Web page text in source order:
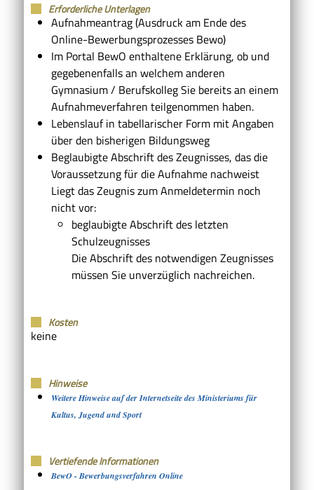
Erforderliche Unterlagen
Aufnahmeantrag (Ausdruck am Ende des
Online-Bewerbungsprozesses Bewo)
Im Portal BewO enthaltene Erklärung, ob und
gegebenenfalls an welchem anderen
Gymnasium / Berufskolleg Sie bereits an einem
Aufnahmeverfahren teilgenommen haben.
Lebenslauf in tabellarischer Form mit Angaben
über den bisherigen Bildungsweg
Beglaubigte Abschrift des Zeugnisses, das die
Voraussetzung für die Aufnahme nachweist
Liegt das Zeugnis zum Anmeldetermin noch
nicht vor:
beglaubigte Abschrift des letzten
Schulzeugnisses
Die Abschrift des notwendigen Zeugnisses
müssen Sie unverzüglich nachreichen.
Kosten
keine
Hinweise
Weitere Hinweise auf der Internetseite des Ministeriums für
Kultus, Jugend und Sport
Vertiefende Informationen
BewO - Bewerbungsverfahren Online